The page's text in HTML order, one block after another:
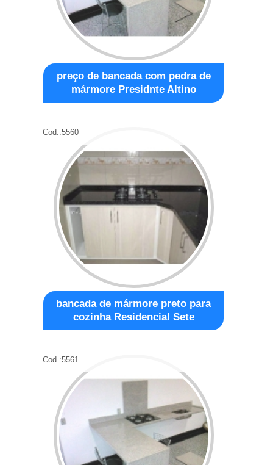
preço de bancada com pedra de
mármore Presidnte Altino
Cod.:5560
bancada de mármore preto para
cozinha Residencial Sete
Cod.:5561